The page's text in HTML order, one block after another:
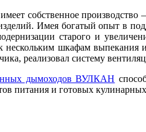
собственное
Имея богатый опыт в
старого и
нескольким шкафам
реализовал систему
дымоходов ВУЛКАН
питания и готовых